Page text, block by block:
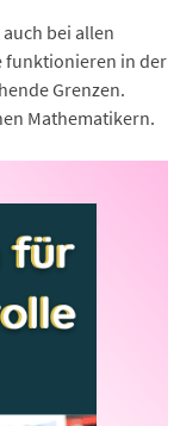
bei allen
funktionieren in der
Grenzen.
Mathematikern.